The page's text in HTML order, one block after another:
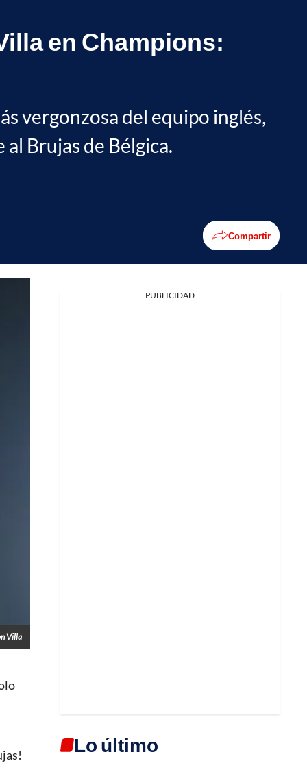
en Champions:
vergonzosa del equipo inglés,
Brujas de Bélgica.
Compartir
Villa
PUBLICIDAD
Lo último